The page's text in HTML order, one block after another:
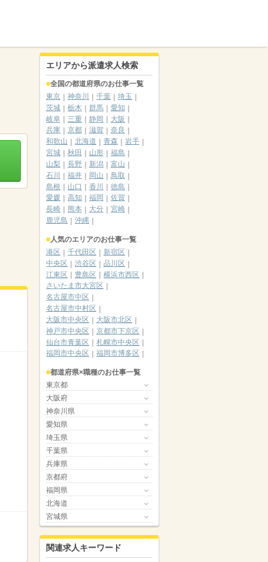
エリアから派遣求人検索
全国の都道府県のお仕事一覧
東京
神奈川 千葉
埼玉
茨城
栃木 群馬
愛知
岐阜
三重 静岡
大阪
兵庫
京都 滋賀
奈良
和歌山
北海道 青森
岩手
宮城
秋田 山形
福島
山梨
長野 新潟
富山
石川
福井 岡山
鳥取
島根
山口 香川
徳島
愛媛
高知 福岡
佐賀
長崎
熊本 大分
宮崎
鹿児島
沖縄
人気のエリアのお仕事一覧
港区
千代田区
新宿区
中央区
渋谷区
品川区
江東区
豊島区
横浜市西区
さいたま市大宮区
名古屋市中区
名古屋市中村区
大阪市中央区
大阪市北区
神戸市中央区
京都市下京区
仙台市青葉区
札幌市中央区
福岡市中央区
福岡市博多区
都道府県×職種のお仕事一覧
東京都
大阪府
神奈川県
愛知県
埼玉県
千葉県
兵庫県
京都府
福岡県
北海道
宮城県
関連求人キーワード